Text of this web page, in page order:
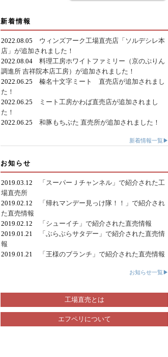
新着情報
2022.08.05 ウィンズアーク工場直売店「ソルデシレ本
店」が追加されました！
2022.08.04 料理工房ホワイトファミリー（京のぷりん
調進所 吉祥院本店工房）が追加されました！
2022.06.25 榛名十文字ミート 直売店が追加されまし
た！
2022.06.25
ミート工房かわば直売店が追加されまし
た！
2022.06.25 和豚もちぶた 直売所が追加されました！
新着情報一覧▶
お知らせ
2019.03.12
「スーパーＪチャンネル」で紹介された工
場直売所
2019.02.12
「帰れマンデー見っけ隊！！」で紹介され
た直売情報
2019.02.12
「シューイチ」で紹介された直売情報
2019.01.21
「ぶらぶらサタデー」で紹介された直売情
報
2019.01.21
「王様のブランチ」で紹介された直売情報
お知らせ一覧▶
工場直売とは
エフペリについて